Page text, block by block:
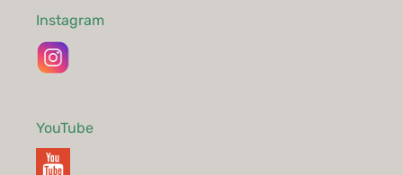
Instagram
YouTube